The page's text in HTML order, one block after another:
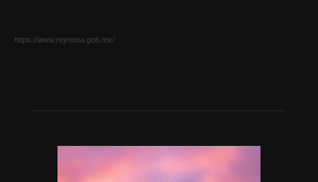
https://www.reynosa.gob.mx/